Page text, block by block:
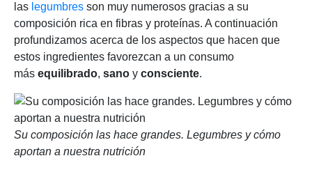
las legumbres son muy numerosos gracias a su
composición rica en fibras y proteínas. A continuación
profundizamos acerca de los aspectos que hacen que
estos ingredientes favorezcan a un consumo
más equilibrado, sano y consciente.
Su composición las hace grandes. Legumbres y cómo
aportan a nuestra nutrición